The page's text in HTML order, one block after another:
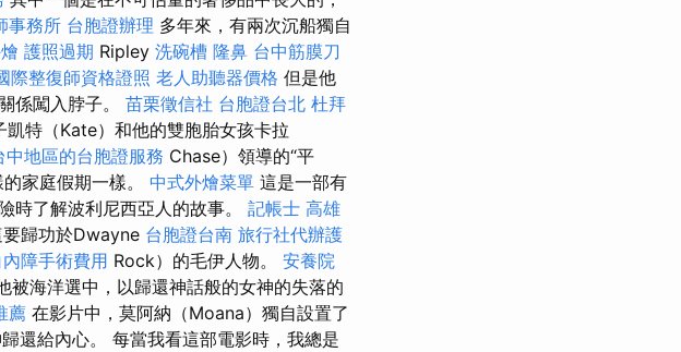
事務所 台胞證辦理 多年來，有兩次沉船獨自
護照過期 Ripley 洗碗槽 隆鼻 台中筋膜刀
際整復師資格證照 老人助聽器價格 但是他
係闖入脖子。 苗栗徵信社 台胞證台北 杜拜
特（Kate）和他的雙胞胎女孩卡拉
中地區的台胞證服務 Chase）領導的“平
家庭假期一樣。 中式外燴菜單 這是一部有
時了解波利尼西亞人的故事。 記帳士 高雄
歸功於Dwayne 台胞證台南 旅行社代辦護
內障手術費用 Rock）的毛伊人物。 安養院
海洋選中，以歸還神話般的女神的失落的
薦 在影片中，莫阿納（Moana）獨自設置了
還給內心。 每當我看這部電影時，我總是